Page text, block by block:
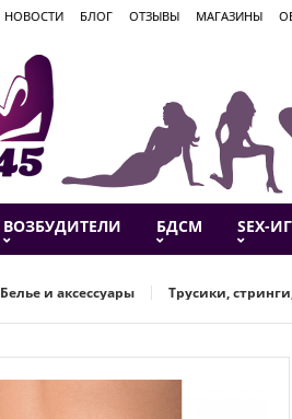
НОВОСТИ БЛОГ ОТЗЫВЫ МАГАЗИНЫ
ВОЗБУДИТЕЛИ БДСМ SEX-
Белье и аксессуары Трусики,